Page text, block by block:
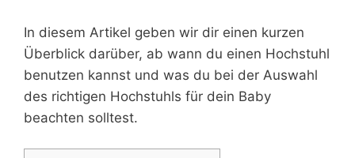
In diesem Artikel geben wir dir einen kurzen
Überblick darüber, ab wann du einen Hochstuhl
benutzen kannst und was du bei der Auswahl
des richtigen Hochstuhls für dein Baby
beachten solltest.